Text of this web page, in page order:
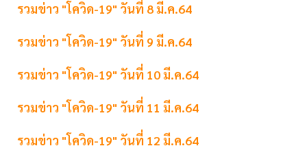
รวมข่าว "โควิด-19" วันที่ 8 มี.ค.64
รวมข่าว "โควิด-19" วันที่ 9 มี.ค.64
รวมข่าว "โควิด-19" วันที่ 10 มี.ค.64
รวมข่าว "โควิด-19" วันที่ 11 มี.ค.64
รวมข่าว "โควิด-19" วันที่ 12 มี.ค.64